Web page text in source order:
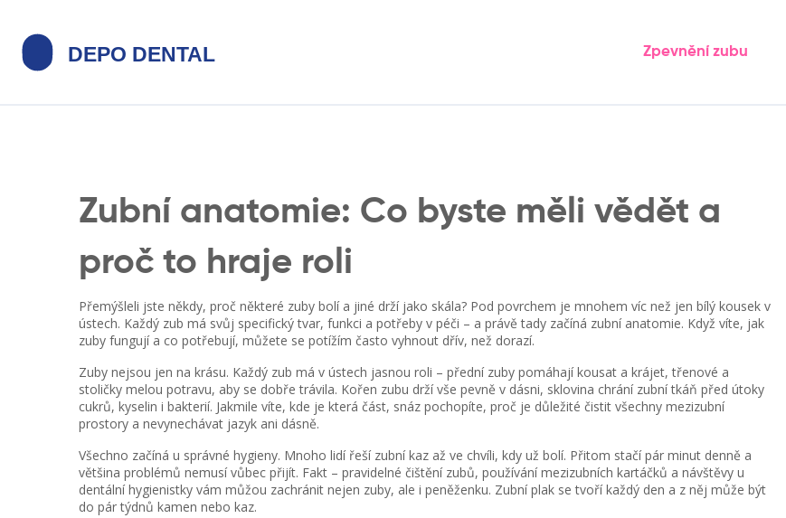
Zpevnění zubu
Zubní anatomie: Co byste měli vědět a
proč to hraje roli
Přemýšleli jste někdy, proč některé zuby bolí a jiné drží jako skála? Pod povrchem je mnohem víc než jen bílý kousek v
ústech. Každý zub má svůj specifický tvar, funkci a potřeby v péči – a právě tady začíná zubní anatomie. Když víte, jak
zuby fungují a co potřebují, můžete se potížím často vyhnout dřív, než dorazí.
Zuby nejsou jen na krásu. Každý zub má v ústech jasnou roli – přední zuby pomáhají kousat a krájet, třenové a
stoličky melou potravu, aby se dobře trávila. Kořen zubu drží vše pevně v dásni, sklovina chrání zubní tkáň před útoky
cukrů, kyselin i bakterií. Jakmile víte, kde je která část, snáz pochopíte, proč je důležité čistit všechny mezizubní
prostory a nevynechávat jazyk ani dásně.
Všechno začíná u správné hygieny. Mnoho lidí řeší zubní kaz až ve chvíli, kdy už bolí. Přitom stačí pár minut denně a
většina problémů nemusí vůbec přijít. Fakt – pravidelné čištění zubů, používání mezizubních kartáčků a návštěvy u
dentální hygienistky vám můžou zachránit nejen zuby, ale i peněženku. Zubní plak se tvoří každý den a z něj může být
do pár týdnů kamen nebo kaz.